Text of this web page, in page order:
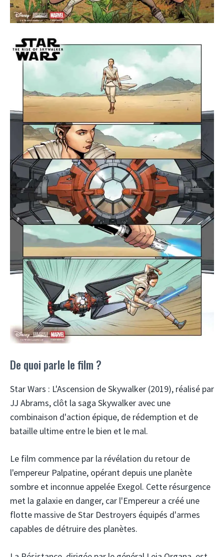
De quoi parle le film ?
Star Wars : L'Ascension de Skywalker (2019), réalisé par
JJ Abrams, clôt la saga Skywalker avec une
combinaison d'action épique, de rédemption et de
bataille ultime entre le bien et le mal.
Le film commence par la révélation du retour de
l'empereur Palpatine, opérant depuis une planète
sombre et inconnue appelée Exegol. Cette résurgence
met la galaxie en danger, car l'Empereur a créé une
flotte massive de Star Destroyers équipés d'armes
capables de détruire des planètes.